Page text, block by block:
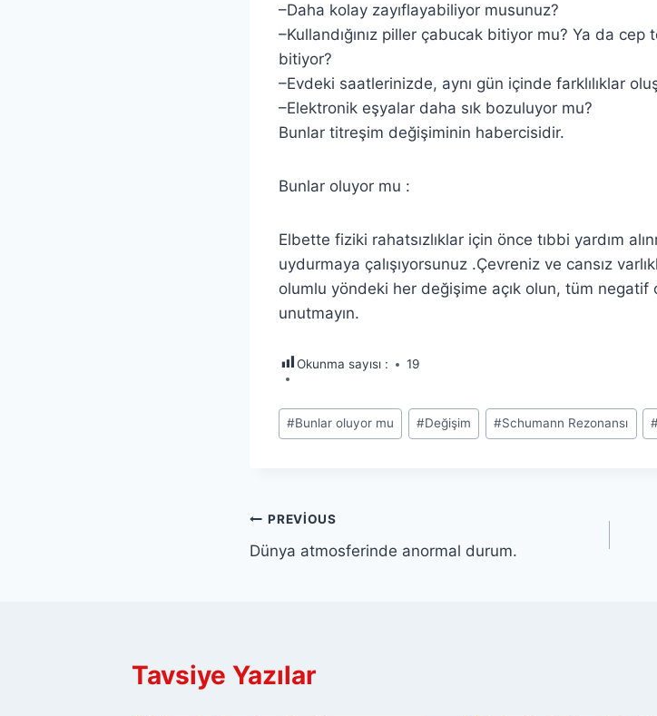
–Daha kolay zayıflayabiliyor musunuz?
–Kullandığınız piller çabucak bitiyor mu? Ya da
bitiyor?
–Evdeki saatlerinizde, aynı gün içinde farklılıklar
–Elektronik eşyalar daha sık bozuluyor mu?
Bunlar titreşim değişiminin habercisidir.
Bunlar oluyor mu :
Elbette fiziki rahatsızlıklar için önce tıbbi yardım
uydurmaya çalışıyorsunuz .Çevreniz ve cansız
olumlu yöndeki her değişime açık olun, tüm negatif
unutmayın.
Okunma sayısı : 19
Post
Tags:
#Bunlar oluyor mu #Değişim #Schumann Rezonansı
Yazı
gezinmesi
PREVIOUS
Dünya atmosferinde anormal durum.
Tavsiye Yazılar